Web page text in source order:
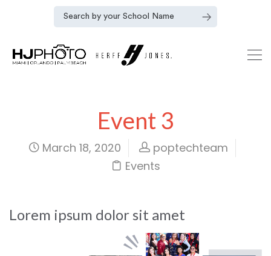
Event 3
March 18, 2020
poptechteam
Events
Lorem ipsum dolor sit amet